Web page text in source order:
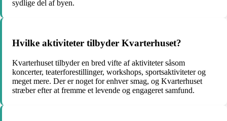
sydlige del af byen.
Hvilke aktiviteter tilbyder Kvarterhuset?
Kvarterhuset tilbyder en bred vifte af aktiviteter såsom
koncerter, teaterforestillinger, workshops, sportsaktiviteter og
meget mere. Der er noget for enhver smag, og Kvarterhuset
stræber efter at fremme et levende og engageret samfund.